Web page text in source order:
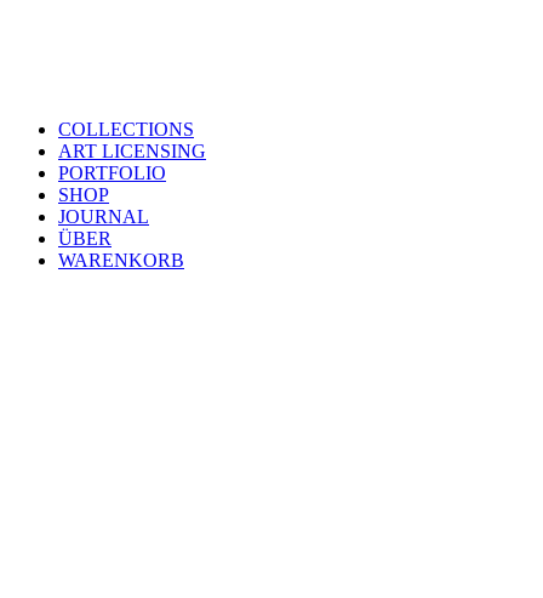
COLLECTIONS
ART LICENSING
PORTFOLIO
SHOP
JOURNAL
ÜBER
WARENKORB